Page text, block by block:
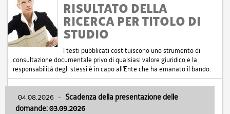
RISULTATO DELLA
RICERCA PER TITOLO DI
STUDIO
I testi pubblicati costituiscono uno strumento di
consultazione documentale privo di qualsiasi valore giuridico e la
responsabilità degli stessi è in capo all'Ente che ha emanato il bando.
04.08.2026 - Scadenza della presentazione delle
domande: 03.09.2026